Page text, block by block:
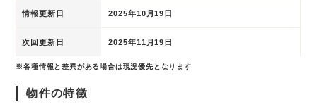
情報更新日 2025年10月19日
次回更新日 2025年11月19日
※各種情報と差異がある場合は現況優先となります
物件の特徴